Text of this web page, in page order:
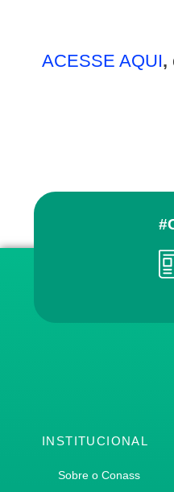
ACESSE AQUI,
INSTITUCIONAL
Sobre o Conass